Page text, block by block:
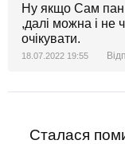
Ну якщо Сам пан
,далі можна і не
очікувати.
18.07.2022 19:55
Сталася